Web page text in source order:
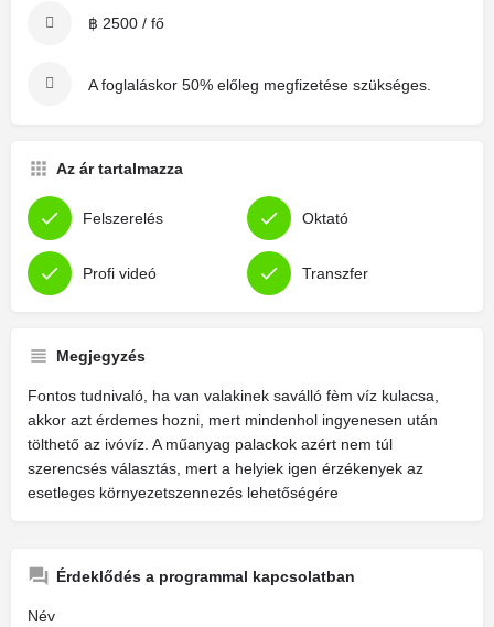
฿ 2500 / fő
A foglaláskor 50% előleg megfizetése szükséges.
Az ár tartalmazza
Felszerelés Oktató
Profi videó Transzfer
Megjegyzés
Fontos tudnivaló, ha van valakinek saválló fèm víz kulacsa,
akkor azt érdemes hozni, mert mindenhol ingyenesen után
tölthető az ivóvíz. A műanyag palackok azért nem túl
szerencsés választás, mert a helyiek igen érzékenyek az
esetleges környezetszennezés lehetőségére
Érdeklődés a programmal kapcsolatban
Név